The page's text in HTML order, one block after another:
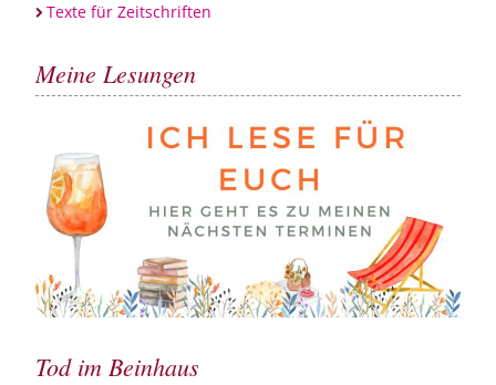
Texte für Zeitschriften
Meine Lesungen
Tod im Beinhaus